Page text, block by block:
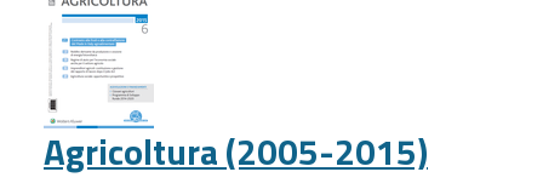
-
Agricoltura (2005-2015)